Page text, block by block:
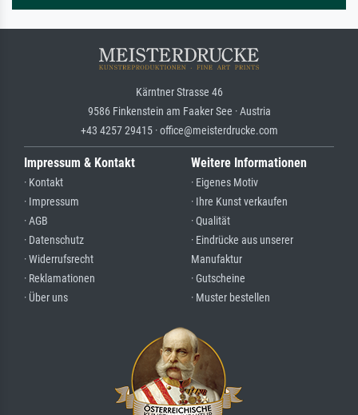
Kärntner Strasse 46
9586 Finkenstein am Faaker See · Austria
+43 4257 29415 · office@meisterdrucke.com
Impressum & Kontakt
· Kontakt
· Impressum
· AGB
· Datenschutz
· Widerrufsrecht
· Reklamationen
· Über uns
Weitere Informationen
· Eigenes Motiv
· Ihre Kunst verkaufen
· Qualität
· Eindrücke aus unserer
Manufaktur
· Gutscheine
· Muster bestellen